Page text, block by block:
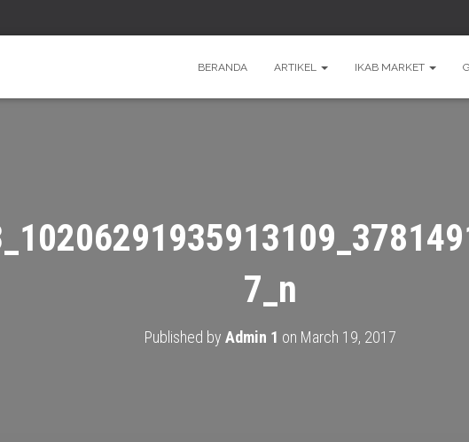
BERANDA ARTIKEL IKAB MARKET
7_n
Published by Admin 1 on March 19, 2017